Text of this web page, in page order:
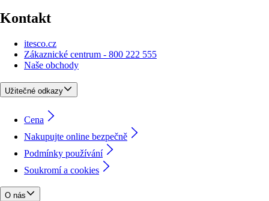
Kontakt
itesco.cz
Zákaznické centrum - 800 222 555
Naše obchody
Užitečné odkazy
Cena
Nakupujte online bezpečně
Podmínky používání
Soukromí a cookies
O nás